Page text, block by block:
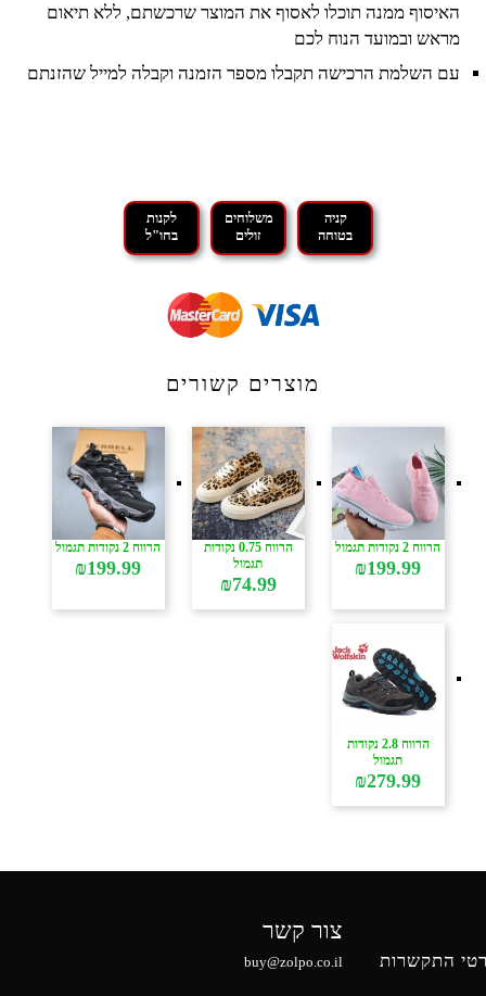
האיסוף ממנה תוכלו לאסוף את המוצר שרכשתם, ללא תיאום
מראש ובמועד הנוח לכם
עם השלמת הרכישה תקבלו מספר הזמנה וקבלה למייל שהזנתם
קניה
בטוחה
משלוחים
זולים
לקנות
בחו"ל
מוצרים קשורים
הרווח 2 נקודות תגמול
₪199.99
הרווח 0.75 נקודות
תגמול
₪74.99
הרווח 2 נקודות תגמול
₪199.99
הרווח 2.8 נקודות
תגמול
₪279.99
התקשרות
צור קשר
buy@zolpo.co.il